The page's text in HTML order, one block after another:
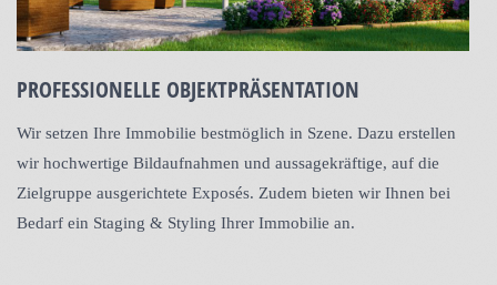
PROFESSIONELLE OBJEKTPRÄSENTATION
Wir setzen Ihre Immobilie bestmöglich in Szene. Dazu erstellen
wir hochwertige Bildaufnahmen und aussagekräftige, auf die
Zielgruppe ausgerichtete Exposés. Zudem bieten wir Ihnen bei
Bedarf ein Staging & Styling Ihrer Immobilie an.